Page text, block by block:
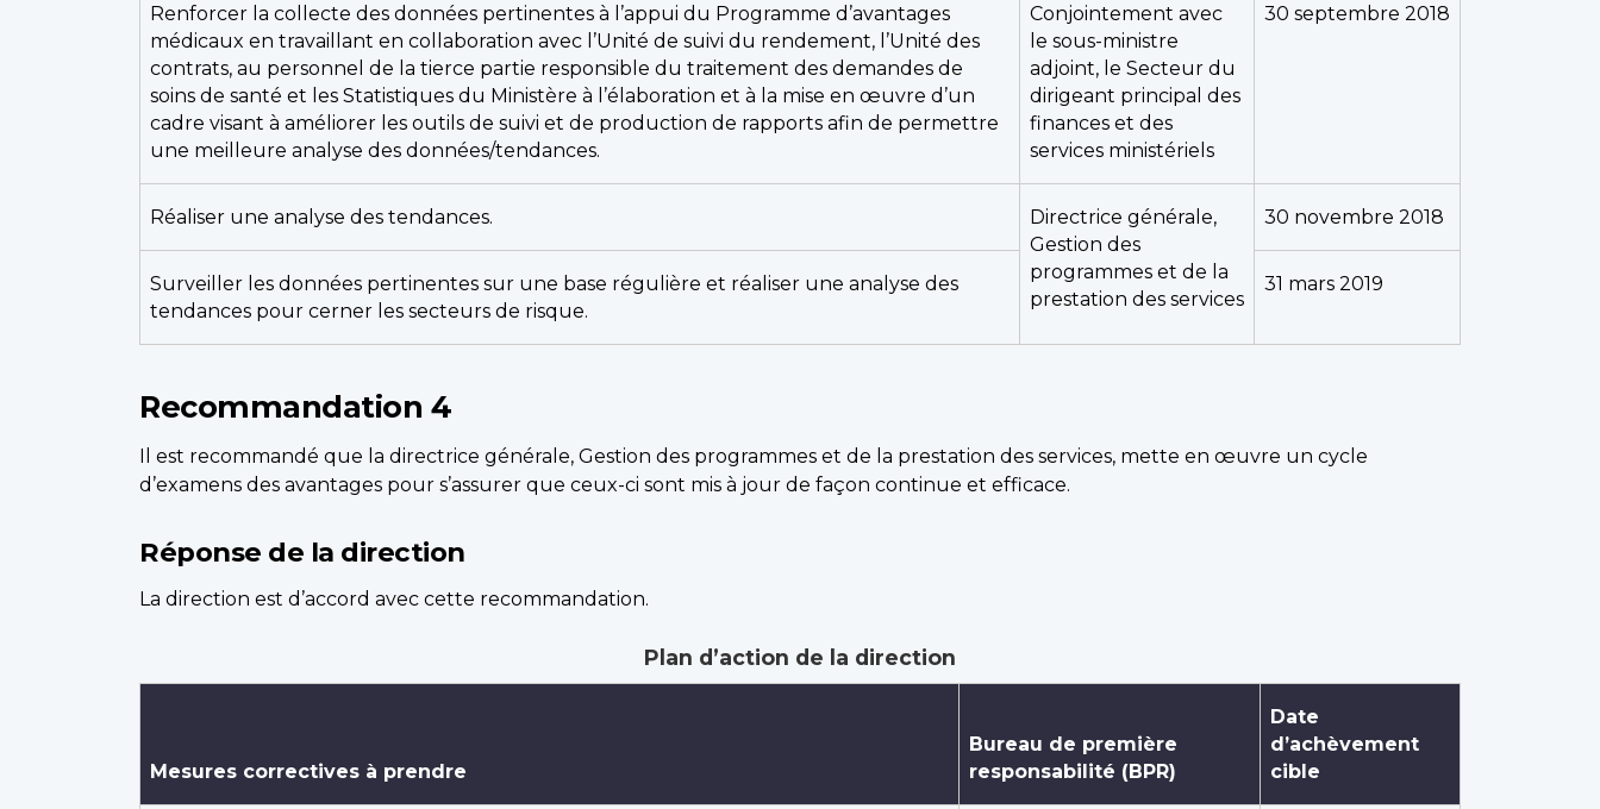
Renforcer la collecte des données pertinentes à l’appui du Programme d’avantages
médicaux en travaillant en collaboration avec l’Unité de suivi du rendement, l’Unité des
contrats, au personnel de la tierce partie responsible du traitement des demandes de
soins de santé et les Statistiques du Ministère à l’élaboration et à la mise en œuvre d’un
cadre visant à améliorer les outils de suivi et de production de rapports afin de permettre
une meilleure analyse des données/tendances.
Conjointement avec
le sous-ministre
adjoint, le Secteur du
dirigeant principal des
finances et des
services ministériels
30 septembre 2018
Réaliser une analyse des tendances.
Directrice générale,
Gestion des
programmes et de la
prestation des services
30 novembre 2018
Surveiller les données pertinentes sur une base régulière et réaliser une analyse des
tendances pour cerner les secteurs de risque.
31 mars 2019
Recommandation 4
Il est recommandé que la directrice générale, Gestion des programmes et de la prestation des services, mette en œuvre un cycle
d’examens des avantages pour s’assurer que ceux-ci sont mis à jour de façon continue et efficace.
Réponse de la direction
La direction est d’accord avec cette recommandation.
Plan d’action de la direction
Mesures correctives à prendre
Bureau de première
responsabilité (BPR)
Date
d’achèvement
cible